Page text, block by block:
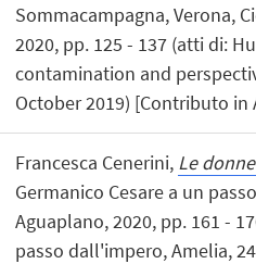
Sommacampagna, Verona,
2020, pp. 125 - 137 (atti di:
contamination and
October 2019) [Contributo in
Francesca Cenerini, Le
Germanico Cesare a un
Aguaplano, 2020, pp. 161 -
passo dall'impero, Amelia,